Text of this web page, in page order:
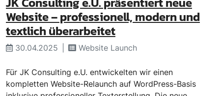
Website – professionell, modern und
textlich überarbeitet
30.04.2025 Website Launch
Für JK Consulting e.U. entwickelten wir einen
kompletten Website-Relaunch auf WordPress-Basis